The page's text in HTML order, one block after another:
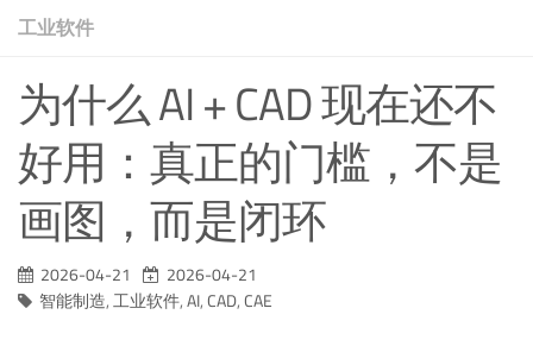
工业软件
为什么 AI + CAD 现在还不
好用：真正的门槛，不是
画图，而是闭环
2026-04-21
2026-04-21
智能制造,工业软件,AI,CAD,CAE